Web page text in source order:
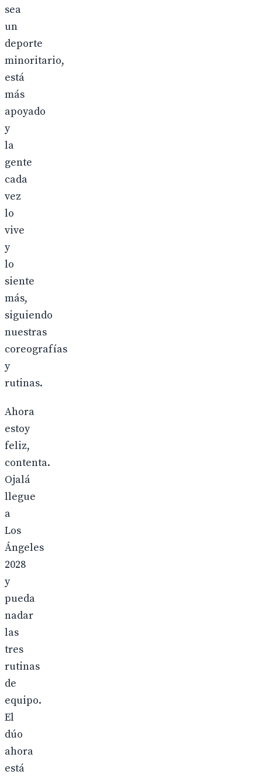
sea
un
deporte
minoritario,
está
más
apoyado
y
la
gente
cada
vez
lo
vive
y
lo
siente
más,
siguiendo
nuestras
coreografías
y
rutinas.
Ahora
estoy
feliz,
contenta.
Ojalá
llegue
a
Los
Ángeles
2028
y
pueda
nadar
las
tres
rutinas
de
equipo.
El
dúo
ahora
está